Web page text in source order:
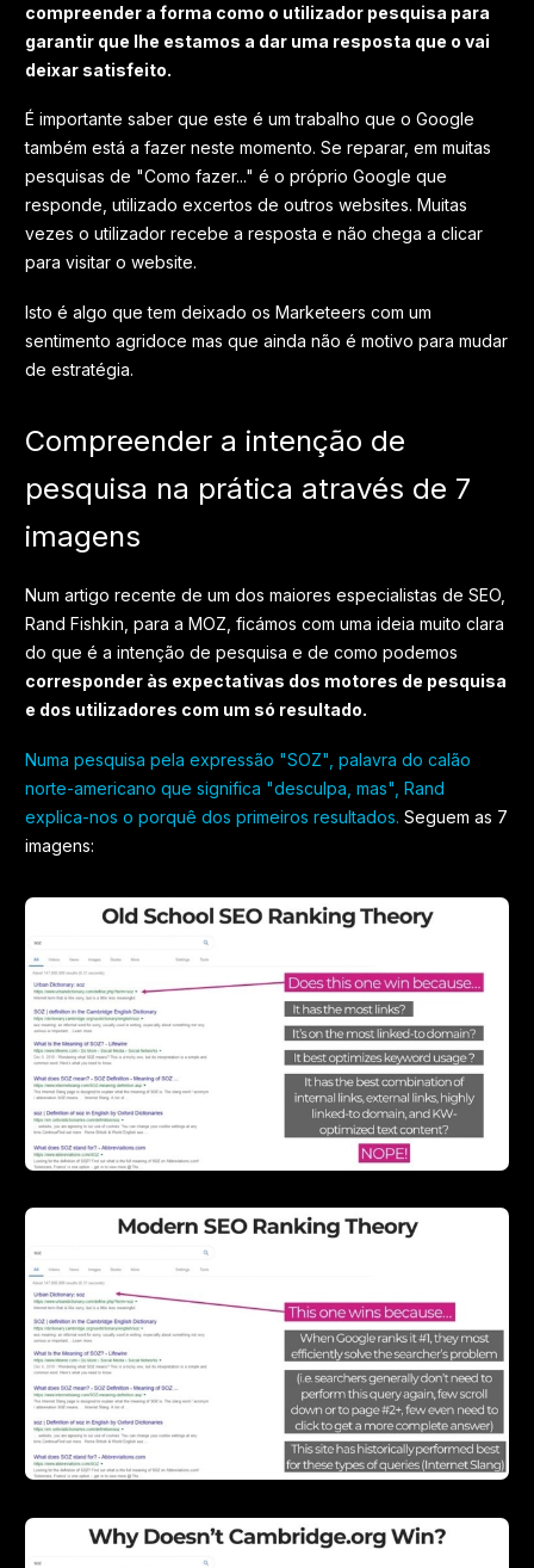
compreender a forma como o utilizador pesquisa para
garantir que lhe estamos a dar uma resposta que o vai
deixar satisfeito.
É importante saber que este é um trabalho que o Google
também está a fazer neste momento. Se reparar, em muitas
pesquisas de "Como fazer..." é o próprio Google que
responde, utilizado excertos de outros websites. Muitas
vezes o utilizador recebe a resposta e não chega a clicar
para visitar o website.
Isto é algo que tem deixado os Marketeers com um
sentimento agridoce mas que ainda não é motivo para mudar
de estratégia.
Compreender a intenção de
pesquisa na prática através de 7
imagens
Num artigo recente de um dos maiores especialistas de SEO,
Rand Fishkin, para a MOZ, ficámos com uma ideia muito clara
do que é a intenção de pesquisa e de como podemos
corresponder às expectativas dos motores de pesquisa
e dos utilizadores com um só resultado.
Numa pesquisa pela expressão "SOZ", palavra do calão
norte-americano que significa "desculpa, mas", Rand
explica-nos o porquê dos primeiros resultados. Seguem as 7
imagens: